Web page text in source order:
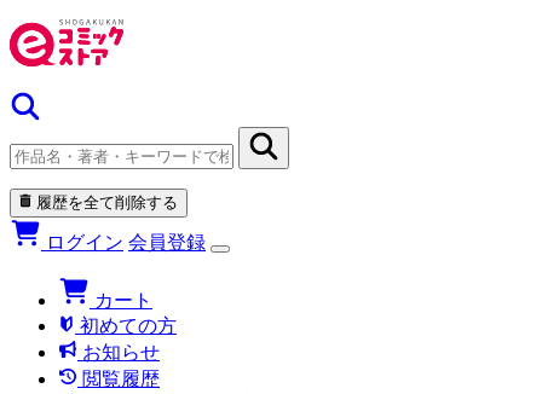
履歴を全て削除する
ログイン 会員登録
カート
初めての方
お知らせ
閲覧履歴